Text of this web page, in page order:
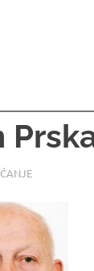
LJUBUSKI